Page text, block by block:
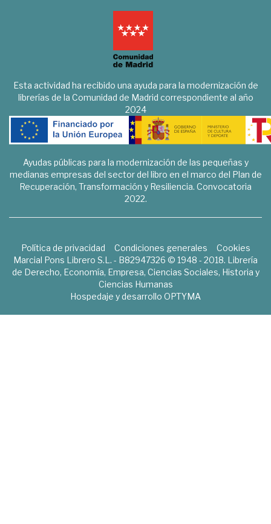
Esta actividad ha recibido una ayuda para la modernización de
librerías de la Comunidad de Madrid correspondiente al año
2024
Ayudas públicas para la modernización de las pequeñas y
medianas empresas del sector del libro en el marco del Plan de
Recuperación, Transformación y Resiliencia. Convocatoria
2022.
Política de privacidad Condiciones generales
Cookies
Marcial Pons Librero S.L. - B82947326 © 1948 - 2018. Librería
de Derecho, Economía, Empresa, Ciencias Sociales, Historia y
Ciencias Humanas
Hospedaje y desarrollo OPTYMA